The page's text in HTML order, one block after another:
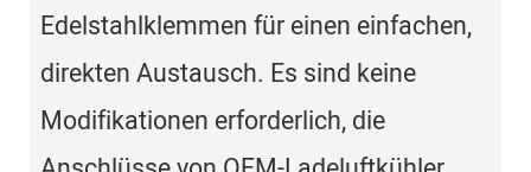
Edelstahlklemmen für einen einfachen,
direkten Austausch. Es sind keine
Modifikationen erforderlich, die